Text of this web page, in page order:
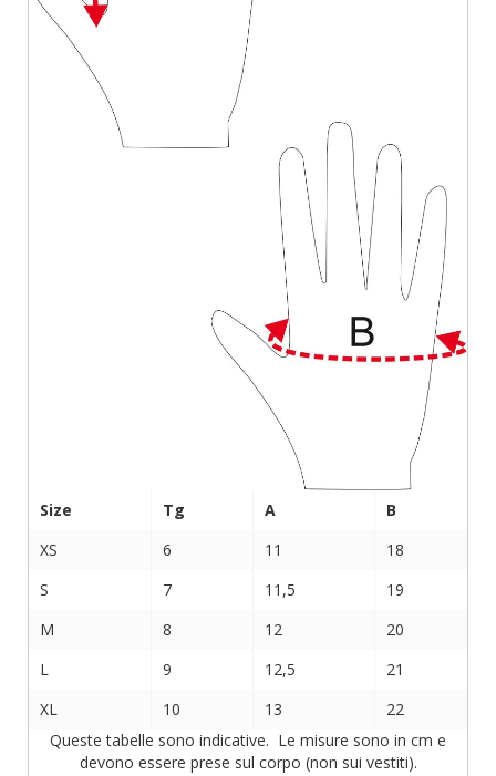
Size Tg A
B
XS
6 11
18
S
7 11,5
19
M
8 12
20
L
9 12,5
21
XL
10 13
22
Queste tabelle sono indicative. Le misure sono in cm e
devono essere prese sul corpo (non sui vestiti).